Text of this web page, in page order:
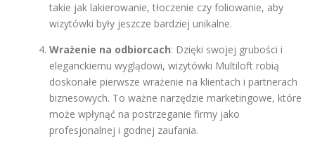
takie jak lakierowanie, tłoczenie czy foliowanie, aby
wizytówki były jeszcze bardziej unikalne.
Wrażenie na odbiorcach: Dzięki swojej grubości i
eleganckiemu wyglądowi, wizytówki Multiloft robią
doskonałe pierwsze wrażenie na klientach i partnerach
biznesowych. To ważne narzędzie marketingowe, które
może wpłynąć na postrzeganie firmy jako
profesjonalnej i godnej zaufania.